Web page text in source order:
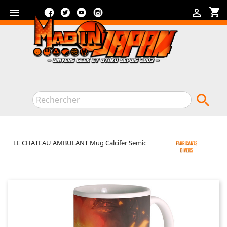
 shopping_cart

FacebookTwitterYouTube

LE CHATEAU AMBULANT Mug Calcifer Semic